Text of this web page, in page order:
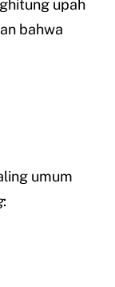
upah
bahwa
umum
: